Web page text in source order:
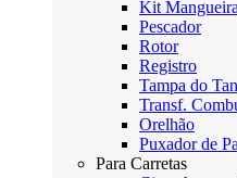
Kit Mangueira
Pescador
Rotor
Registro
Tampa do
Transf.
Orelhão
Puxador de
Para Carretas